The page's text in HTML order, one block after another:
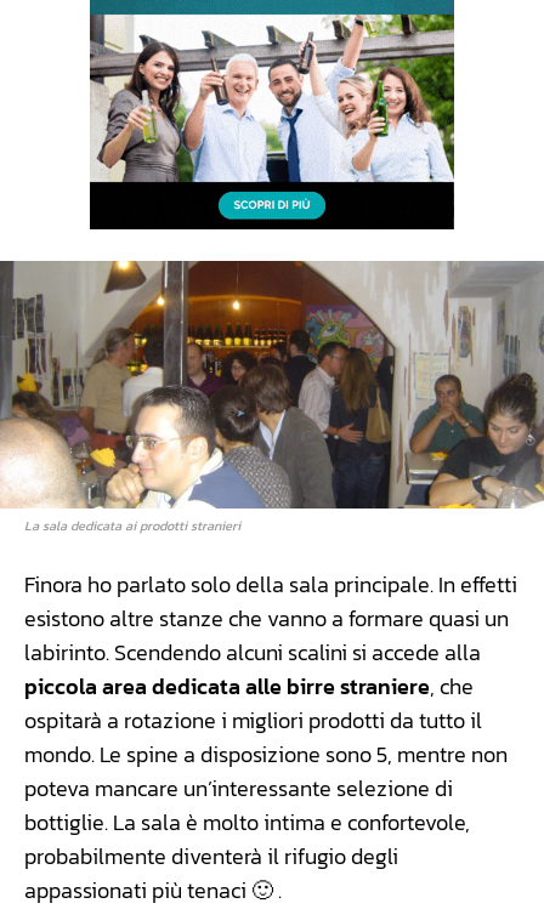
La sala dedicata ai prodotti stranieri
Finora ho parlato solo della sala principale. In effetti
esistono altre stanze che vanno a formare quasi un
labirinto. Scendendo alcuni scalini si accede alla
piccola area dedicata alle birre straniere, che
ospitarà a rotazione i migliori prodotti da tutto il
mondo. Le spine a disposizione sono 5, mentre non
poteva mancare un’interessante selezione di
bottiglie. La sala è molto intima e confortevole,
probabilmente diventerà il rifugio degli
appassionati più tenaci 🙂 .